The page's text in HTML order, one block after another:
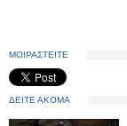
ΜΟΙΡΑΣΤΕΙΤΕ
ΔΕΙΤΕ ΑΚΟΜΑ